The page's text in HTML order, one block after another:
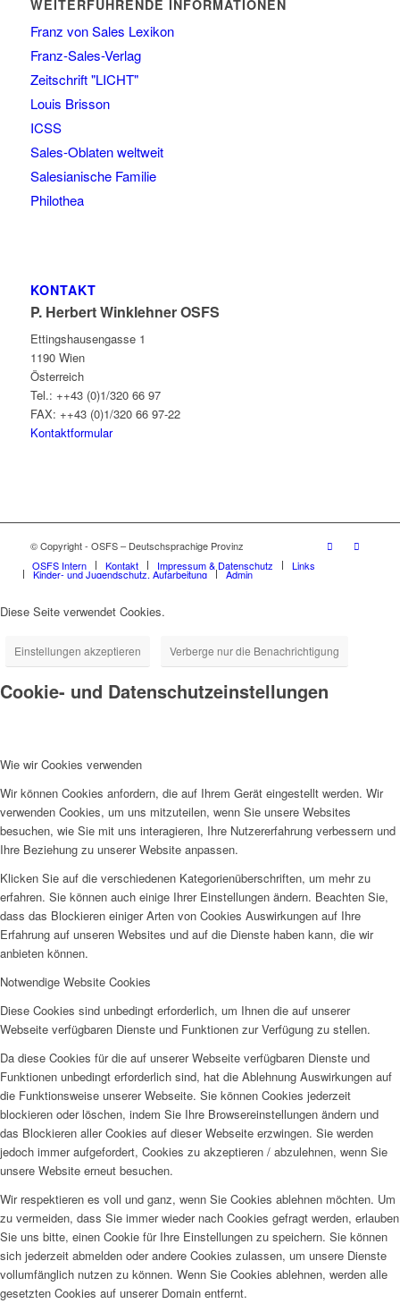
WEITERFÜHRENDE INFORMATIONEN
Franz von Sales Lexikon
Franz-Sales-Verlag
Zeitschrift "LICHT"
Louis Brisson
ICSS
Sales-Oblaten weltweit
Salesianische Familie
Philothea
KONTAKT
P. Herbert Winklehner OSFS
Ettingshausengasse 1
1190 Wien
Österreich
Tel.: ++43 (0)1/320 66 97
FAX: ++43 (0)1/320 66 97-22
Kontaktformular
© Copyright - OSFS – Deutschsprachige Provinz
OSFS Intern
Kontakt Impressum & Datenschutz Links
Kinder- und Jugendschutz, Aufarbeitung Admin
Diese Seite verwendet Cookies.
Einstellungen akzeptieren Verberge nur die Benachrichtigung
Cookie- und Datenschutzeinstellungen
Wie wir Cookies verwenden
Wir können Cookies anfordern, die auf Ihrem Gerät eingestellt werden. Wir
verwenden Cookies, um uns mitzuteilen, wenn Sie unsere Websites
besuchen, wie Sie mit uns interagieren, Ihre Nutzererfahrung verbessern und
Ihre Beziehung zu unserer Website anpassen.
Klicken Sie auf die verschiedenen Kategorienüberschriften, um mehr zu
erfahren. Sie können auch einige Ihrer Einstellungen ändern. Beachten Sie,
dass das Blockieren einiger Arten von Cookies Auswirkungen auf Ihre
Erfahrung auf unseren Websites und auf die Dienste haben kann, die wir
anbieten können.
Notwendige Website Cookies
Diese Cookies sind unbedingt erforderlich, um Ihnen die auf unserer
Webseite verfügbaren Dienste und Funktionen zur Verfügung zu stellen.
Da diese Cookies für die auf unserer Webseite verfügbaren Dienste und
Funktionen unbedingt erforderlich sind, hat die Ablehnung Auswirkungen auf
die Funktionsweise unserer Webseite. Sie können Cookies jederzeit
blockieren oder löschen, indem Sie Ihre Browsereinstellungen ändern und
das Blockieren aller Cookies auf dieser Webseite erzwingen. Sie werden
jedoch immer aufgefordert, Cookies zu akzeptieren / abzulehnen, wenn Sie
unsere Website erneut besuchen.
Wir respektieren es voll und ganz, wenn Sie Cookies ablehnen möchten. Um
zu vermeiden, dass Sie immer wieder nach Cookies gefragt werden, erlauben
Sie uns bitte, einen Cookie für Ihre Einstellungen zu speichern. Sie können
sich jederzeit abmelden oder andere Cookies zulassen, um unsere Dienste
vollumfänglich nutzen zu können. Wenn Sie Cookies ablehnen, werden alle
gesetzten Cookies auf unserer Domain entfernt.